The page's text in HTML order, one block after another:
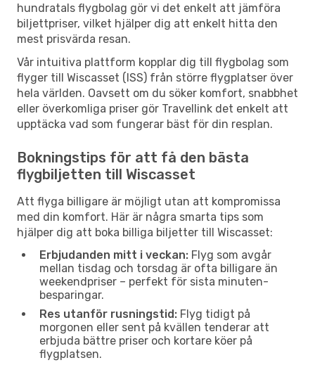
hundratals flygbolag gör vi det enkelt att jämföra
biljettpriser, vilket hjälper dig att enkelt hitta den
mest prisvärda resan.
Vår intuitiva plattform kopplar dig till flygbolag som
flyger till Wiscasset (ISS) från större flygplatser över
hela världen. Oavsett om du söker komfort, snabbhet
eller överkomliga priser gör Travellink det enkelt att
upptäcka vad som fungerar bäst för din resplan.
Bokningstips för att få den bästa
flygbiljetten till Wiscasset
Att flyga billigare är möjligt utan att kompromissa
med din komfort. Här är några smarta tips som
hjälper dig att boka billiga biljetter till Wiscasset:
Erbjudanden mitt i veckan: Flyg som avgår
mellan tisdag och torsdag är ofta billigare än
weekendpriser – perfekt för sista minuten-
besparingar.
Res utanför rusningstid: Flyg tidigt på
morgonen eller sent på kvällen tenderar att
erbjuda bättre priser och kortare köer på
flygplatsen.